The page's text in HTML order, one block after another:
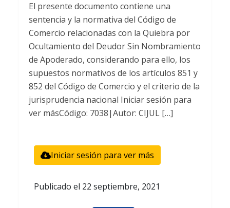
El presente documento contiene una
sentencia y la normativa del Código de
Comercio relacionadas con la Quiebra por
Ocultamiento del Deudor Sin Nombramiento
de Apoderado, considerando para ello, los
supuestos normativos de los artículos 851 y
852 del Código de Comercio y el criterio de la
jurisprudencia nacional Iniciar sesión para
ver másCódigo: 7038|Autor: CIJUL […]
Iniciar sesión para ver más
Publicado el 22 septiembre, 2021